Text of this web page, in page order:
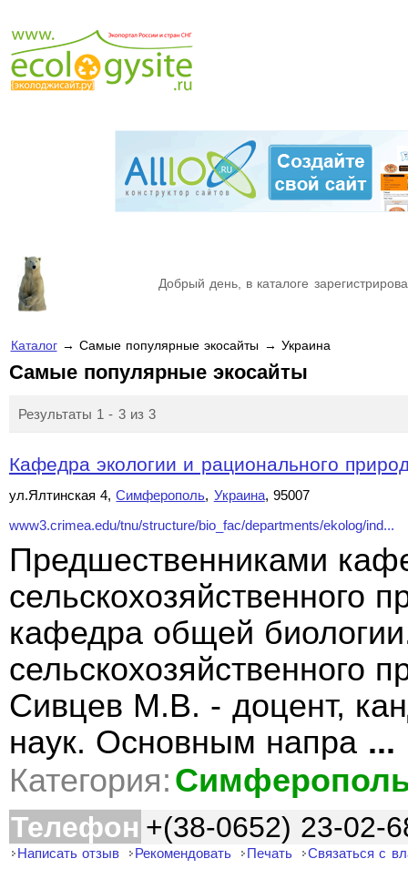
Добрый день, в каталоге
Каталог→ Самые популярные экосайты → Украина
Самые популярные экосайты
Результаты 1 - 3 из 3
Кафедра экологии и рационального
ул.Ялтинская 4,Симферополь, Украина, 95007
www3.crimea.edu/tnu/structure/bio_fac/departments/ekolog/ind...
Предшественниками
сельскохозяйственного
кафедра общей
сельскохозяйственного
Сивцев М.В. - доцент,
наук. Основным напра ...
Категория:
Телефон +(38-0652) 23-02-
Написать отзыв Рекомендовать Печать Связаться с